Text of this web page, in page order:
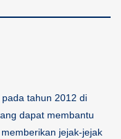
tahun 2012 di
dapat membantu
jejak-jejak